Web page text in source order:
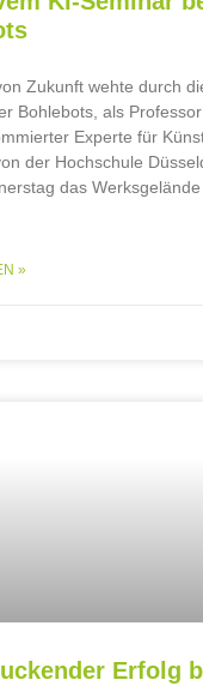
Zukunft wehte durch
Bohlebots, als
Experte für
der Hochschule
das
»
Erfolg